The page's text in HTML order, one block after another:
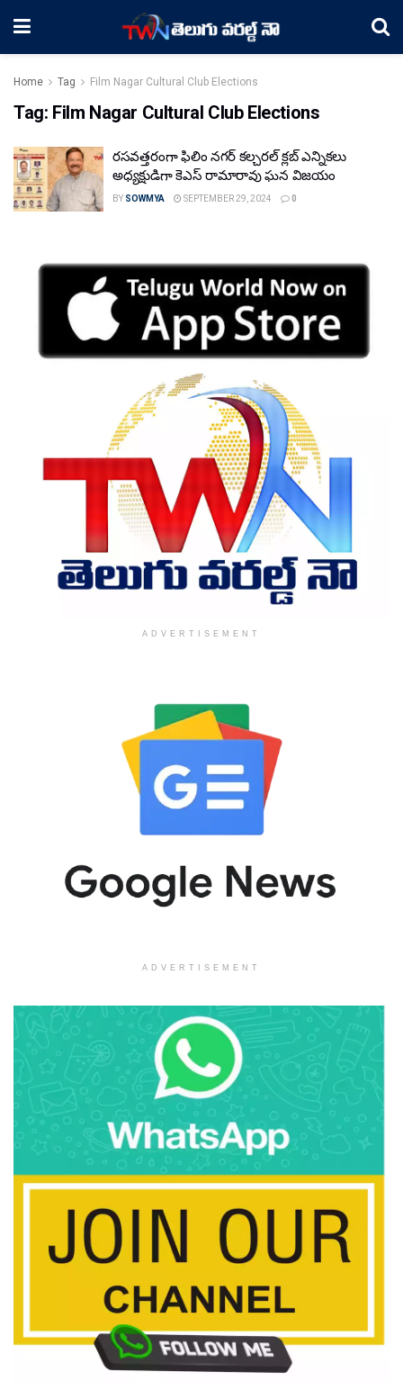
Home Tag Film Nagar Cultural Club Elections
Tag: Film Nagar Cultural Club Elections
రసవత్తరంగా ఫిలిం నగర్ కల్చరల్ క్లబ్ ఎన్నికలు
అధ్యక్షుడిగా కెఎస్ రామారావు ఘన విజయం
BY SOWMYA SEPTEMBER 29, 2024 0
ADVERTISEMENT
ADVERTISEMENT